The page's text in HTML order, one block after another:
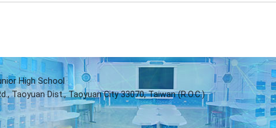
High School
Taoyuan Dist., Taoyuan City 33070, Taiwan (R.O.C.)